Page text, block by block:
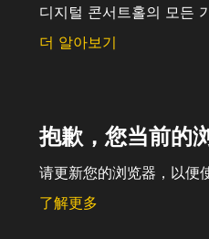
디지털 콘서트홀의 모든
더 알아보기
抱歉，您当前的
请更新您的浏览器，以便
了解更多